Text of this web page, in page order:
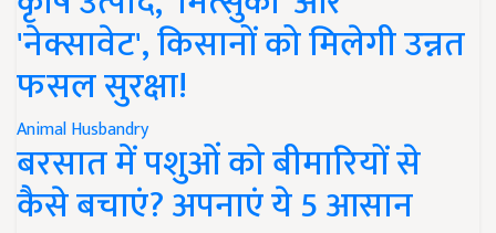
'नेक्सावेट', किसानों को मिलेगी उन्नत
फसल सुरक्षा!
Animal Husbandry
बरसात में पशुओं को बीमारियों से
कैसे बचाएं? अपनाएं ये 5 आसान